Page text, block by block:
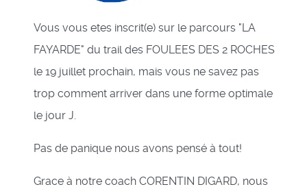
Vous vous etes inscrit(e) sur le parcours "LA
FAYARDE" du trail des FOULEES DES 2 ROCHES
le 19 juillet prochain, mais vous ne savez pas
trop comment arriver dans une forme optimale
le jour J.
Pas de panique nous avons pensé à tout!
Grace à notre coach CORENTIN DIGARD, nous